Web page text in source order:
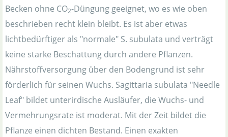
Becken ohne CO2-Düngung geeignet, wo es wie oben
beschrieben recht klein bleibt. Es ist aber etwas
lichtbedürftiger als "normale" S. subulata und verträgt
keine starke Beschattung durch andere Pflanzen.
Nährstoffversorgung über den Bodengrund ist sehr
förderlich für seinen Wuchs. Sagittaria subulata "Needle
Leaf" bildet unterirdische Ausläufer, die Wuchs- und
Vermehrungsrate ist moderat. Mit der Zeit bildet die
Pflanze einen dichten Bestand. Einen exakten